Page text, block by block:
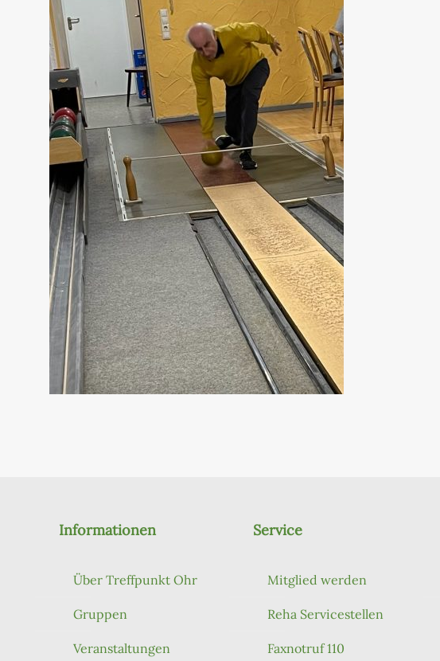
Informationen
Über Treffpunkt Ohr
Gruppen
Veranstaltungen
Service
Mitglied werden
Reha Servicestellen
Faxnotruf 110